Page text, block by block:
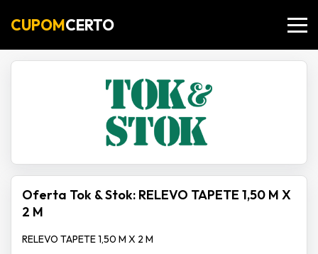
CUPOMCERTO
Oferta Tok & Stok: RELEVO TAPETE 1,50 M X
2 M
RELEVO TAPETE 1,50 M X 2 M